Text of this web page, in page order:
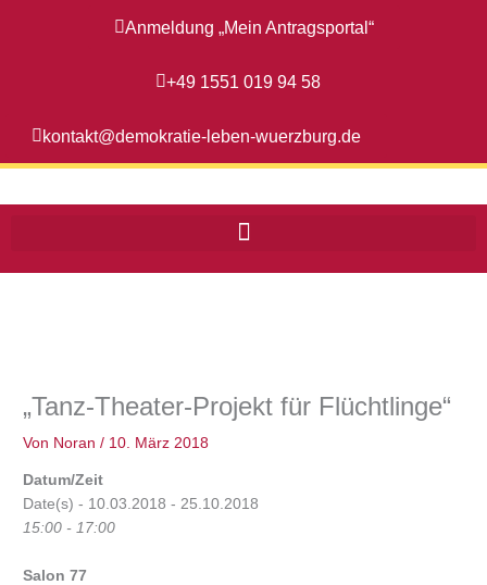
kontakt@demokratie-leben-wuerzburg.de
+49 1551 019 94 58
Anmeldung „Mein Antragsportal“
„Tanz-Theater-Projekt für Flüchtlinge“
Von Noran/ 10. März 2018
Datum/Zeit
Date(s) - 10.03.2018 - 25.10.2018
15:00 - 17:00
Salon 77